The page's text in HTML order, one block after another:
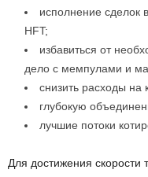
исполнение сделок
HFT;
избавиться от
дело с мемпулами и
снизить расходы на
глубокую
лучшие потоки
Для достижения скорости